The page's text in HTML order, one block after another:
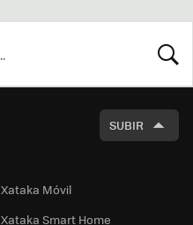
SUBIR
Xataka Móvil
Xataka Smart Home